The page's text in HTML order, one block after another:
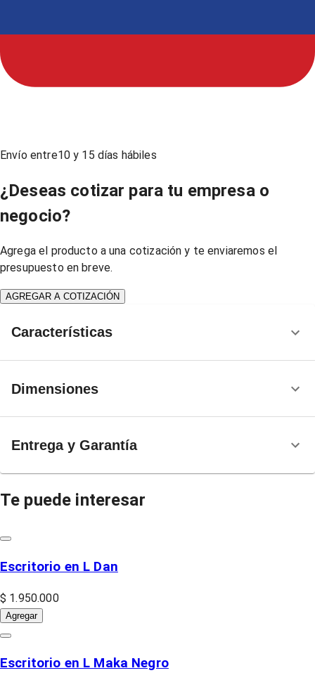
Envío entre10y 15 días hábiles
¿Deseas cotizar para tu empresa o
negocio?
Agrega el producto a una cotización y te enviaremos el
presupuesto en breve.
AGREGAR A COTIZACIÓN
Características
Dimensiones
Entrega y Garantía
Te puede interesar
Escritorio en L Dan
$ 1.950.000
Agregar
Escritorio en L Maka Negro